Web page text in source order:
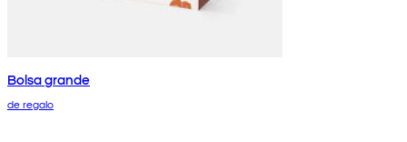
Bolsa grande
de regalo